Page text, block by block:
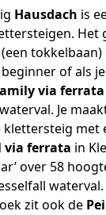
Hausdach is
Het
(een
of als
via ferrata
Je
klettersteig met
via ferrata in
over 58
waterval.
zit ook de